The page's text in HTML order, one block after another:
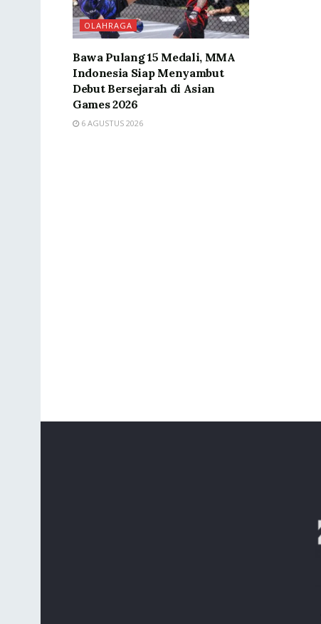
OLAHRAGA
Bawa Pulang 15 Medali, MMA
Indonesia Siap Menyambut
Debut Bersejarah di Asian
Games 2026
6 AGUSTUS 2026